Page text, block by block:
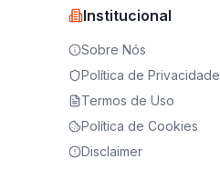
Institucional
Sobre Nós
Política de Privacidade
Termos de Uso
Política de Cookies
Disclaimer